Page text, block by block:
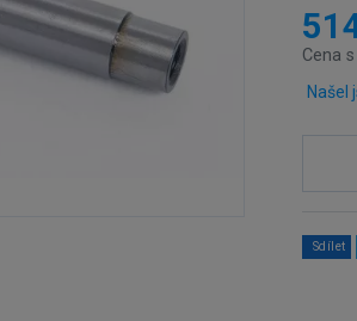
Cena s
Našel
Sdílet